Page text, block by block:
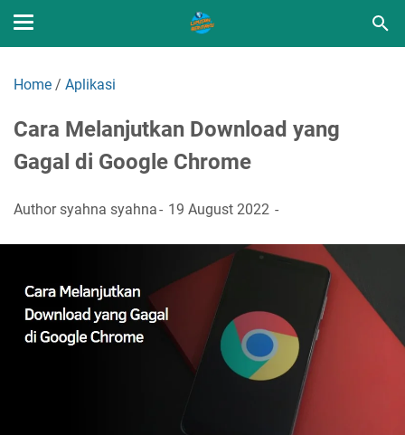
Home / Aplikasi
Cara Melanjutkan Download yang
Gagal di Google Chrome
Authorsyahna syahna 19 August 2022